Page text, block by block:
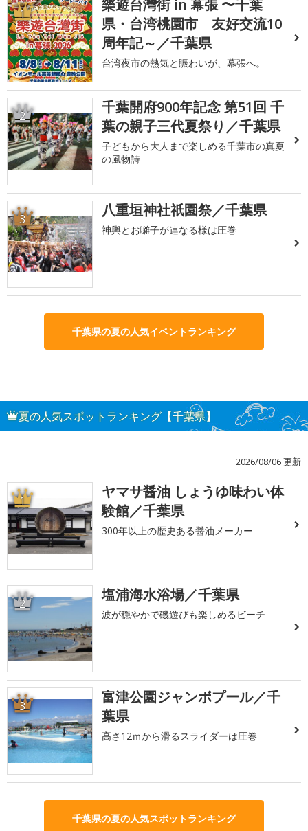
1
樂遊台灣街 in 幕張 〜千葉
県・台湾桃園市 友好交流10
周年記～／千葉県
台湾夜市の熱気と賑わいが、幕張へ。
2
千葉開府900年記念 第51回 千
葉の親子三代夏祭り／千葉県
子どもから大人まで楽しめる千葉市の真夏
の風物詩
3 八重垣神社祇園祭／千葉県
神輿とお囃子が連なる様は圧巻
千葉県の夏の人気イベントランキング
夏の人気スポットランキング【千葉県】
2026/08/06 更新
1
ヤマサ醤油 しょうゆ味わい体
験館／千葉県
300年以上の歴史ある醤油メーカー
2 塩浦海水浴場／千葉県
波が穏やかで磯遊びも楽しめるビーチ
3
富津公園ジャンボプール／千
葉県
高さ12ｍから滑るスライダーは圧巻
千葉県の夏の人気スポットランキング